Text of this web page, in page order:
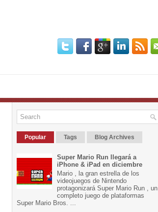
Popular Tags Blog Archives
Super Mario Run llegará a
iPhone & iPad en diciembre
Mario , la gran estrella de los
videojuegos de Nintendo
protagonizará Super Mario Run , un
completo juego de plataformas
Super Mario Bros. ...